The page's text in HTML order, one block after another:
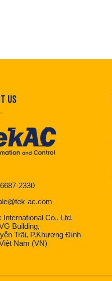
US
2330
ac.com
International Co., Ltd.
Building,
Trãi, P.Khương Đình
Nam (VN)